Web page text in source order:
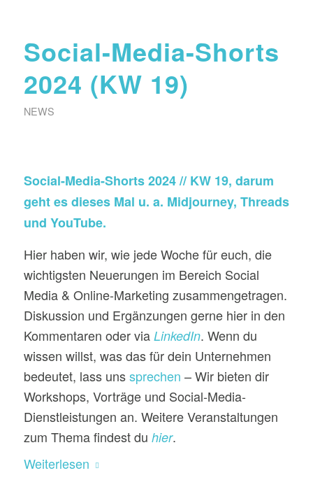
Social-Media-Shorts
2024 (KW 19)
NEWS
Social-Media-Shorts 2024 // KW 19, darum
geht es dieses Mal u. a. Midjourney, Threads
und YouTube.
Hier haben wir, wie jede Woche für euch, die
wichtigsten Neuerungen im Bereich Social
Media & Online-Marketing zusammengetragen.
Diskussion und Ergänzungen gerne hier in den
Kommentaren oder via LinkedIn. Wenn du
wissen willst, was das für dein Unternehmen
bedeutet, lass unssprechen – Wir bieten dir
Workshops, Vorträge und Social-Media-
Dienstleistungen an. Weitere Veranstaltungen
zum Thema findest du hier.
Weiterlesen